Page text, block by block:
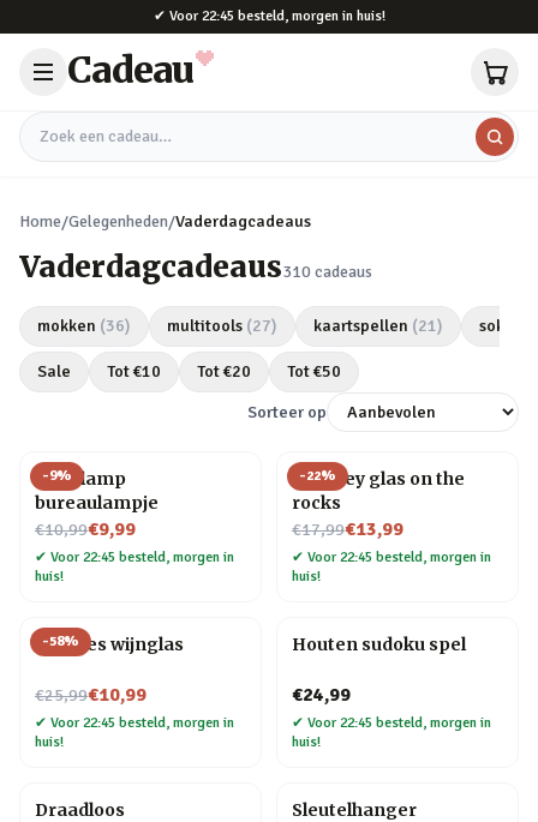
✔ Voor 22:45 besteld, morgen in huis!
Cadeau
Zoek een cadeau
Home/Gelegenheden/Vaderdagcadeaus
Vaderdagcadeaus310 cadeaus
mokken (36) multitools (27) kaartspellen (21) sokken
Sale Tot €10 Tot €20 Tot €50
Sorteer op
-9%
Gloeilamp
bureaulampje
€10,99
Nu voor€9,99
✔ Voor 22:45 besteld, morgen in
huis!
-22%
Whiskey glas on the
rocks
€17,99
Nu voor€13,99
✔ Voor 22:45 besteld, morgen in
huis!
-58%
Wijnfles wijnglas
€25,99
Nu voor€10,99
✔ Voor 22:45 besteld, morgen in
huis!
Houten sudoku spel
€24,99
✔ Voor 22:45 besteld, morgen in
huis!
Draadloos
Sleutelhanger